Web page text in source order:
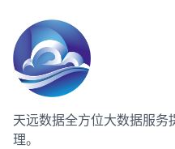
天远数据全方位大数据服务
理。